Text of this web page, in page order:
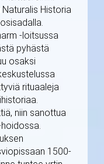
Naturalis Historia
-loitsussa
pyhästä
osaksi
rituaaleja
niin sanottua
1500-